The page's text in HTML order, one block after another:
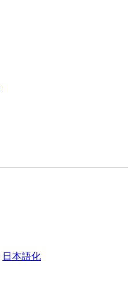
日本語化